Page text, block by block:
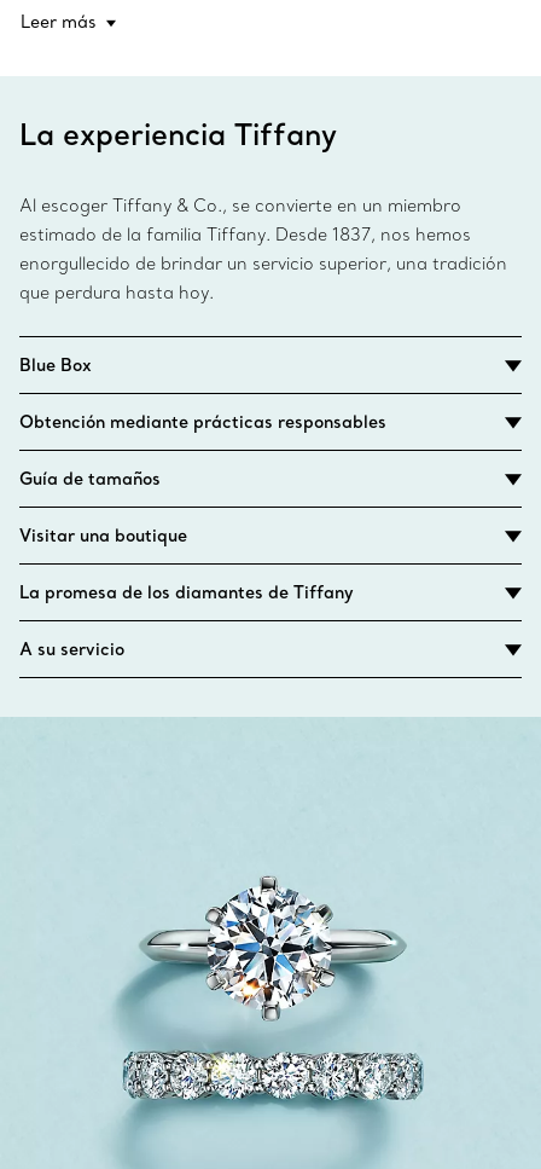
Leer más
La experiencia Tiffany
Al escoger Tiffany & Co., se convierte en un miembro
estimado de la familia Tiffany. Desde 1837, nos hemos
enorgullecido de brindar un servicio superior, una tradición
que perdura hasta hoy.
Blue Box
Obtención mediante prácticas responsables
Guía de tamaños
Visitar una boutique
La promesa de los diamantes de Tiffany
A su servicio